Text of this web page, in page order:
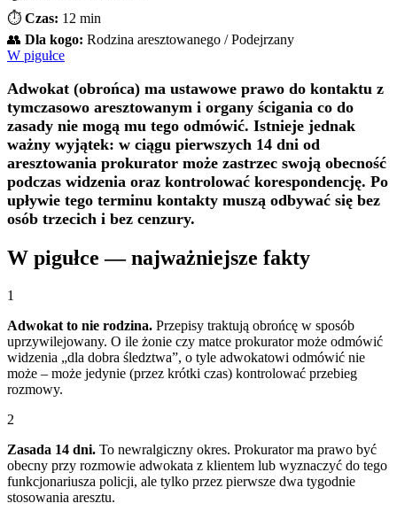
⏱️ Czas: 12 min
👥 Dla kogo: Rodzina aresztowanego / Podejrzany
W pigułce
Adwokat (obrońca) ma ustawowe prawo do kontaktu z
tymczasowo aresztowanym i organy ścigania co do
zasady nie mogą mu tego odmówić. Istnieje jednak
ważny wyjątek: w ciągu pierwszych 14 dni od
aresztowania prokurator może zastrzec swoją obecność
podczas widzenia oraz kontrolować korespondencję. Po
upływie tego terminu kontakty muszą odbywać się bez
osób trzecich i bez cenzury.
W pigułce — najważniejsze fakty
1
Adwokat to nie rodzina. Przepisy traktują obrońcę w sposób
uprzywilejowany. O ile żonie czy matce prokurator może odmówić
widzenia „dla dobra śledztwa”, o tyle adwokatowi odmówić nie
może – może jedynie (przez krótki czas) kontrolować przebieg
rozmowy.
2
Zasada 14 dni. To newralgiczny okres. Prokurator ma prawo być
obecny przy rozmowie adwokata z klientem lub wyznaczyć do tego
funkcjonariusza policji, ale tylko przez pierwsze dwa tygodnie
stosowania aresztu.